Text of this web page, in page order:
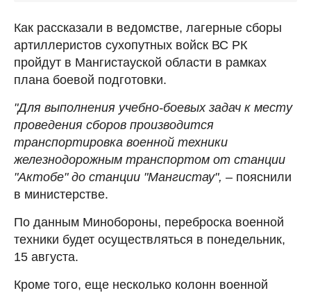
Как рассказали в ведомстве, лагерные сборы
артиллеристов сухопутных войск ВС РК
пройдут в Мангистауской области в рамках
плана боевой подготовки.
"Для выполнения учебно-боевых задач к месту
проведения сборов производится
транспортировка военной техники
железнодорожным транспортом от станции
"Актобе" до станции "Мангистау", – пояснили
в министерстве.
По данным Минобороны, переброска военной
техники будет осуществляться в понедельник,
15 августа.
Кроме того, еще несколько колонн военной